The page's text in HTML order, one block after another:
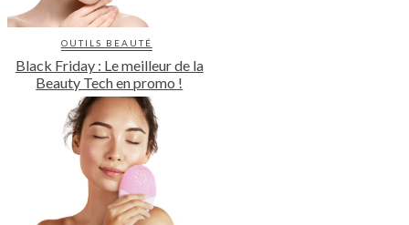
OUTILS BEAUTÉ
Black Friday : Le meilleur de la
Beauty Tech en promo !